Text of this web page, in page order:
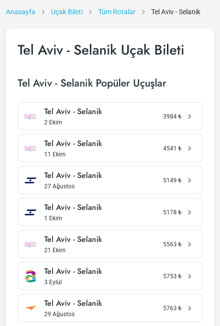
Anasayfa Uçak Bileti Tüm Rotalar Tel Aviv - Selanik
Tel Aviv - Selanik Uçak Bileti
Tel Aviv - Selanik Popüler Uçuşlar
Tel Aviv - Selanik
2 Ekim
3984 ₺
Tel Aviv - Selanik
11 Ekim
4541 ₺
Tel Aviv - Selanik
27 Ağustos
5149 ₺
Tel Aviv - Selanik
1 Ekim
5178 ₺
Tel Aviv - Selanik
21 Ekim
5563 ₺
Tel Aviv - Selanik
3 Eylül
5753 ₺
Tel Aviv - Selanik
29 Ağustos
5763 ₺